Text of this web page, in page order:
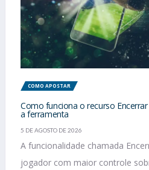
COMO APOSTAR
Como funciona o recurso
a ferramenta
5 DE AGOSTO DE 2026
A funcionalidade chamada
jogador com maior controle